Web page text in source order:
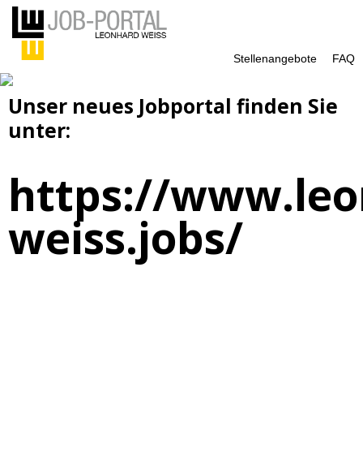
Stellenangebote FAQ
Unser neues Jobportal finden Sie
unter:
https://
weiss.jobs/